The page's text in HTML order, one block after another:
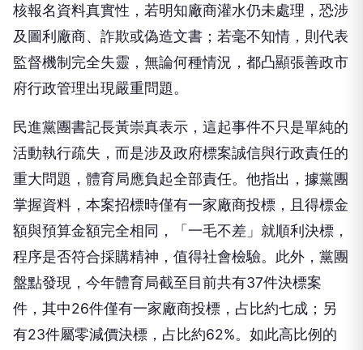
核報名資料真實性，若明知廠商灌水仍未處理，恐涉
及圖利廠商、詐欺或偽造文書；若毫不知情，則代表
監督機制完全失靈，無論何種情況，都凸顯張善政市
府行政管理出現嚴重問題。
民進黨團書記長黃崇真表示，這起事件不只是單純的
活動執行疏失，而是涉及政府標案誠信與行政責任的
重大問題，體育局應負起全部責任。他指出，據黨團
掌握資料，本案招標時僅有一家廠商投標，且得標金
額與預算金額完全相同，「一毛不差」就順利決標，
程序是否符合採購精神，值得社會檢驗。此外，黨團
盤點發現，今年體育局截至目前共有37件決標案
件，其中26件僅有一家廠商投標，占比約七成；另
有23件屬零減價決標，占比約62%。如此高比例的